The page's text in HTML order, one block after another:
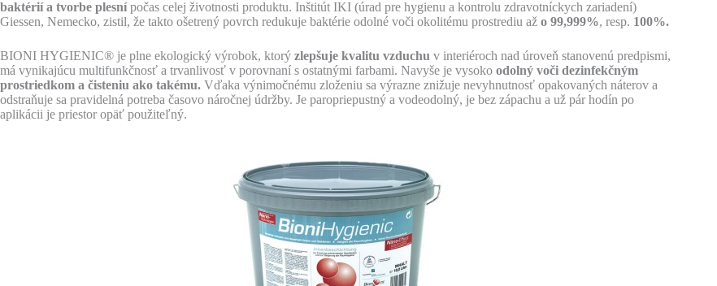
baktérií a tvorbe plesnípočas celej životnosti produktu. Inštitút IKI (úrad pre hygienu a kontrolu zdravotníckych zariadení)
Giessen, Nemecko, zistil, že takto ošetrený povrch redukuje baktérie odolné voči okolitému prostrediu až o 99,999%, resp. 100%.
BIONI HYGIENIC® je plne ekologický výrobok, ktorý zlepšuje kvalitu vzduchu v interiéroch nad úroveň stanovenú predpismi,
má vynikajúcu multifunkčnosť a trvanlivosť v porovnaní s ostatnými farbami. Navyše je vysoko odolný voči dezinfekčným
prostriedkom a čisteniu ako takému. Vďaka výnimočnému zloženiu sa výrazne znižuje nevyhnutnosť opakovaných náterov a
odstraňuje sa pravidelná potreba časovo náročnej údržby. Je paropriepustný a vodeodolný, je bez zápachu a už pár hodín po
aplikácii je priestor opäť použiteľný.